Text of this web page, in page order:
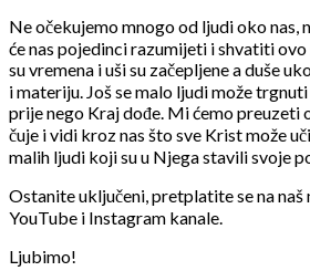
Ne očekujemo mnogo od ljudi oko nas,
će nas pojedinci razumijeti i shvatiti
su vremena i uši su začepljene a duše
i materiju. Još se malo ljudi može
prije nego Kraj dođe. Mi ćemo preuzeti
čuje i vidi kroz nas što sve Krist može
malih ljudi koji su u Njega stavili svoje
Ostanite uključeni, pretplatite se na
YouTube i Instagram kanale.
Ljubimo!